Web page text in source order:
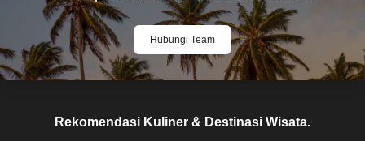
Hubungi Team
Rekomendasi Kuliner & Destinasi Wisata.